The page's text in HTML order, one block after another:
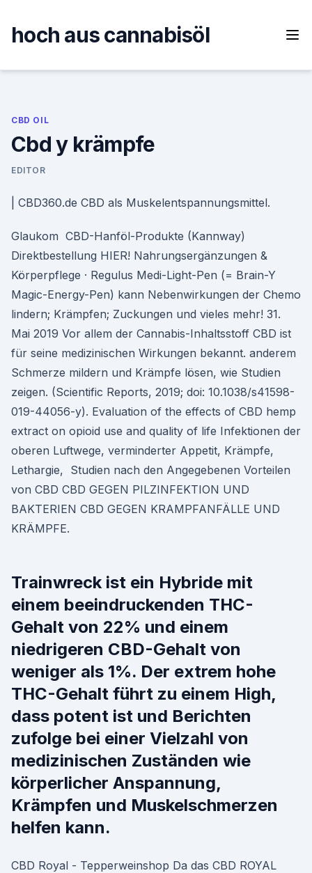
content
hoch aus cannabisöl
CBD OIL
Cbd y krämpfe
EDITOR
| CBD360.de CBD als Muskelentspannungsmittel.
Glaukom CBD-Hanföl-Produkte (Kannway)
Direktbestellung HIER! Nahrungsergänzungen &
Körperpflege · Regulus Medi-Light-Pen (= Brain-Y
Magic-Energy-Pen) kann Nebenwirkungen der Chemo
lindern; Krämpfen; Zuckungen und vieles mehr! 31.
Mai 2019 Vor allem der Cannabis-Inhaltsstoff CBD ist
für seine medizinischen Wirkungen bekannt. anderem
Schmerze mildern und Krämpfe lösen, wie Studien
zeigen. (Scientific Reports, 2019; doi: 10.1038/s41598-
019-44056-y). Evaluation of the effects of CBD hemp
extract on opioid use and quality of life Infektionen der
oberen Luftwege, verminderter Appetit, Krämpfe,
Lethargie, Studien nach den Angegebenen Vorteilen
von CBD CBD GEGEN PILZINFEKTION UND
BAKTERIEN CBD GEGEN KRAMPFANFÄLLE UND
KRÄMPFE.
Trainwreck ist ein Hybride mit
einem beeindruckenden THC-
Gehalt von 22% und einem
niedrigeren CBD-Gehalt von
weniger als 1%. Der extrem hohe
THC-Gehalt führt zu einem High,
dass potent ist und Berichten
zufolge bei einer Vielzahl von
medizinischen Zuständen wie
körperlicher Anspannung,
Krämpfen und Muskelschmerzen
helfen kann.
CBD Royal - Tepperweinshop Da das CBD ROYAL